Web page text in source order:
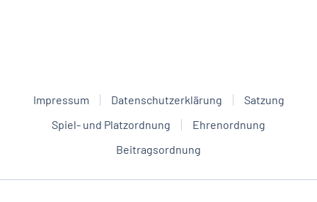
Impressum Datenschutzerklärung
Satzung
Spiel- und Platzordnung
Ehrenordnung
Beitragsordnung